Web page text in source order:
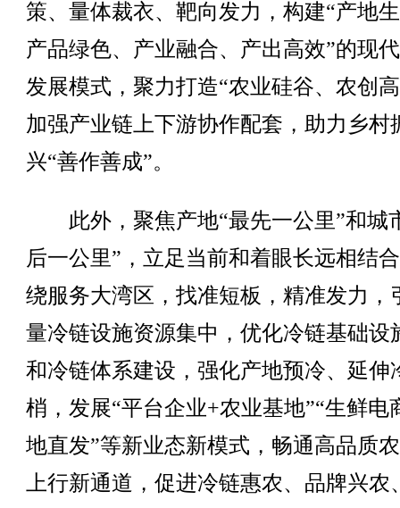
策、量体裁衣、靶向发力，构建“产地
产品绿色、产业融合、产出高效”的现
发展模式，聚力打造“农业硅谷、农创
加强产业链上下游协作配套，助力乡村
兴“善作善成”。
此外，聚焦产地“最先一公里”和城
后一公里”，立足当前和着眼长远相结
绕服务大湾区，找准短板，精准发力，
量冷链设施资源集中，优化冷链基础设
和冷链体系建设，强化产地预冷、延伸
梢，发展“平台企业+农业基地”“生鲜电
地直发”等新业态新模式，畅通高品质
上行新通道，促进冷链惠农、品牌兴农